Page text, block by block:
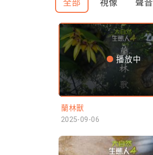
全部 視像 聲音
播放中
蘭林獸
2025-09-06